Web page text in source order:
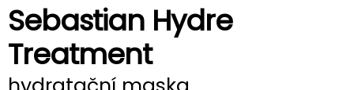
Sebastian Hydre
Treatment